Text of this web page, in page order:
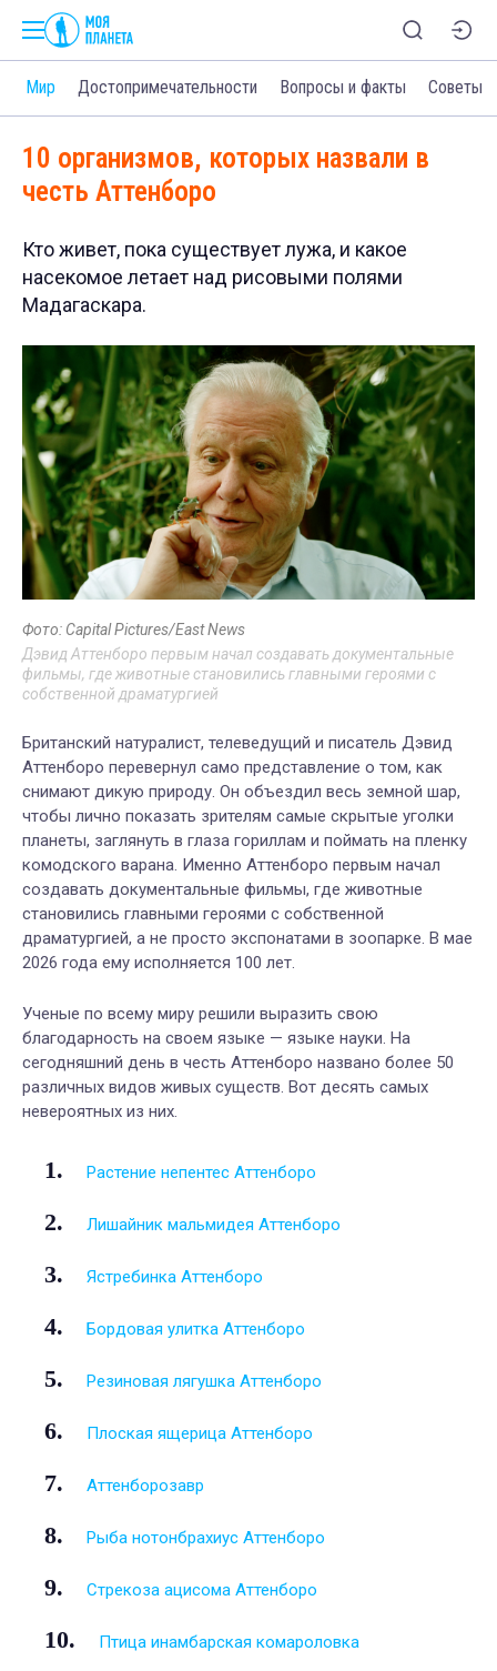
Мир Достопримечательности Вопросы и факты Советы
10 организмов, которых назвали в
честь Аттенборо
Кто живет, пока существует лужа, и какое
насекомое летает над рисовыми полями
Мадагаскара.
Фото: Capital Pictures/East News
Дэвид Аттенборо первым начал создавать документальные
фильмы, где животные становились главными героями с
собственной драматургией
Британский натуралист, телеведущий и писатель Дэвид
Аттенборо перевернул само представление о том, как
снимают дикую природу. Он объездил весь земной шар,
чтобы лично показать зрителям самые скрытые уголки
планеты, заглянуть в глаза гориллам и поймать на пленку
комодского варана. Именно Аттенборо первым начал
создавать документальные фильмы, где животные
становились главными героями с собственной
драматургией, а не просто экспонатами в зоопарке. В мае
2026 года ему исполняется 100 лет.
Ученые по всему миру решили выразить свою
благодарность на своем языке — языке науки. На
сегодняшний день в честь Аттенборо названо более 50
различных видов живых существ. Вот десять самых
невероятных из них.
Растение непентес Аттенборо
Лишайник мальмидея Аттенборо
Ястребинка Аттенборо
Бордовая улитка Аттенборо
Резиновая лягушка Аттенборо
Плоская ящерица Аттенборо
Аттенборозавр
Рыба нотонбрахиус Аттенборо
Стрекоза ацисома Аттенборо
Птица инамбарская комароловка